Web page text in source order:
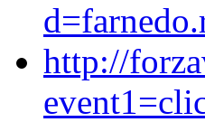
http://